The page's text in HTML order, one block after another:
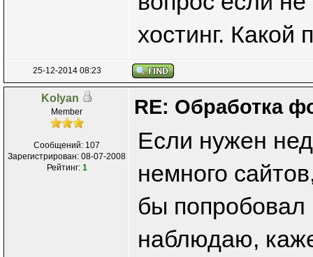
хостинг. Какой
25-12-2014 08:23
Kolyan
Member
Сообщений: 107
Зарегистрирован: 08-07-2008
Рейтинг: 1
RE: Обработка
Если нужен
немного
бы попробовал
наблюдаю,